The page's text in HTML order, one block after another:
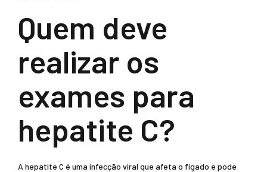
Quem deve
realizar os
exames para
hepatite C?
A hepatite C é uma infecção viral que afeta o fígado e pode